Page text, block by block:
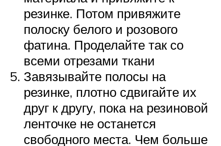
резинке. Потом привяжите
полоску белого и розового
фатина. Проделайте так со
всеми отрезами ткани
Завязывайте полосы на
резинке, плотно сдвигайте их
друг к другу, пока на резиновой
ленточке не останется
свободного места. Чем больше